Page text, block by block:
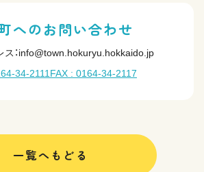
へのお問い合わせ
ス：info@town.hokuryu.hokkaido.jp
34-2111 FAX : 0164-34-2117
一覧へもどる